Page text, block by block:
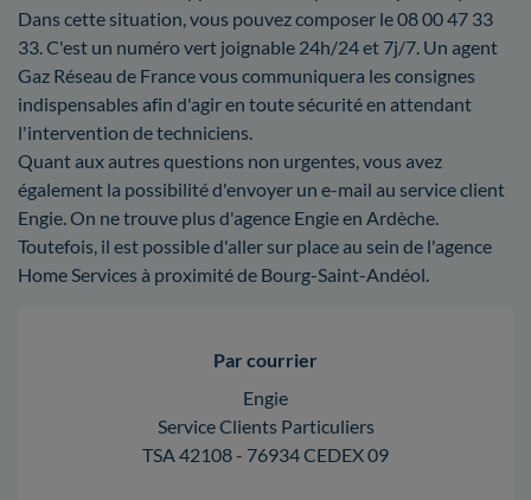
Dans cette situation, vous pouvez composer le 08 00 47 33
33. C'est un numéro vert joignable 24h/24 et 7j/7. Un agent
Gaz Réseau de France vous communiquera les consignes
indispensables afin d'agir en toute sécurité en attendant
l'intervention de techniciens.
Quant aux autres questions non urgentes, vous avez
également la possibilité d'envoyer un e-mail au service client
Engie. On ne trouve plus d'agence Engie en Ardèche.
Toutefois, il est possible d'aller sur place au sein de l'agence
Home Services à proximité de Bourg-Saint-Andéol.
Par courrier
Engie
Service Clients Particuliers
TSA 42108 - 76934 CEDEX 09